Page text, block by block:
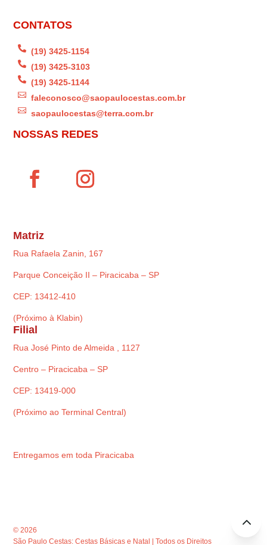
CONTATOS
 (19) 3425-1154
 (19) 3425-3103
 (19) 3425-1144
 faleconosco@saopaulocestas.com.br
 saopaulocestas@terra.com.br
NOSSAS REDES
Matriz
Rua Rafaela Zanin, 167
Parque Conceição II – Piracicaba – SP
CEP: 13412-410
(Próximo à Klabin)
Filial
Rua José Pinto de Almeida , 1127
Centro – Piracicaba – SP
CEP: 13419-000
(Próximo ao Terminal Central)
Entregamos em toda Piracicaba
© 2026
São Paulo Cestas: Cestas Básicas e Natal | Todos os Direitos